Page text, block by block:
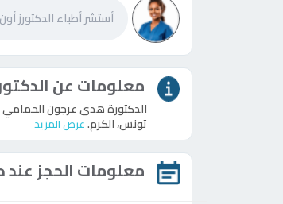
معلومات عن
الدكتورة هدى عرجون
تونس، الكرم.عرض المزيد
معلومات الحجز عند